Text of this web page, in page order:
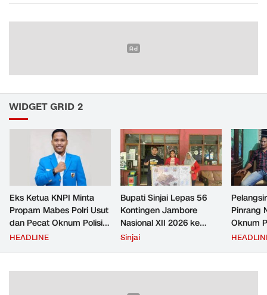
WIDGET GRID 2
Eks Ketua KNPI Minta
Propam Mabes Polri Usut
dan Pecat Oknum Polisi
Beking Pelangsir Solar di
HEADLINE
Bupati Sinjai Lepas 56
Kontingen Jambore
Nasional XII 2026 ke
Cibubur
Sinjai
Pinrang
Oknum
Rp2,5